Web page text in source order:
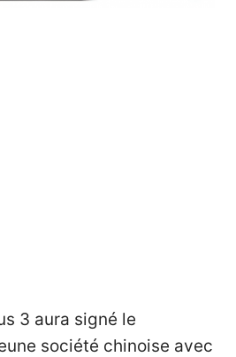
3 aura signé le
société chinoise avec